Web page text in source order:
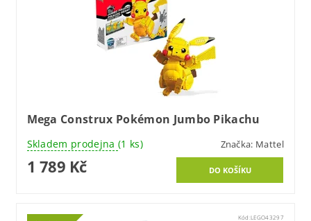
Mega Construx Pokémon Jumbo Pikachu
Skladem prodejna (1 ks) Značka: Mattel
1 789 Kč
Kód:LEGO43297